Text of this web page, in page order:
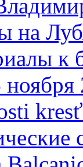
на
к